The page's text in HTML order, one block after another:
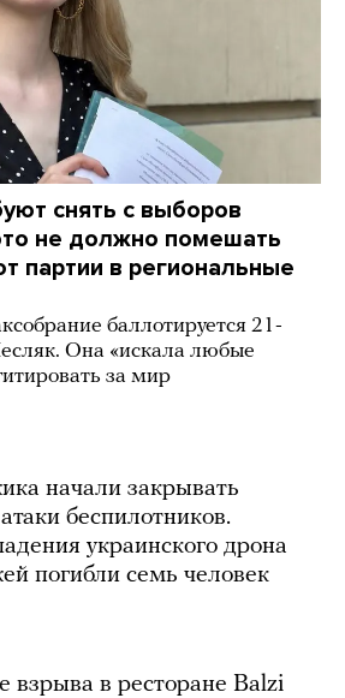
снять с выборов
не должно помешать
партии в региональные
баллотируется 21-
Она «искала любые
за мир
начали закрывать
беспилотников.
украинского дрона
погибли семь человек
взрыва в ресторане Balzi